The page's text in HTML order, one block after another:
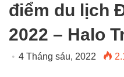
điểm du lịch
2022 – Halo
4 Tháng sáu, 2022